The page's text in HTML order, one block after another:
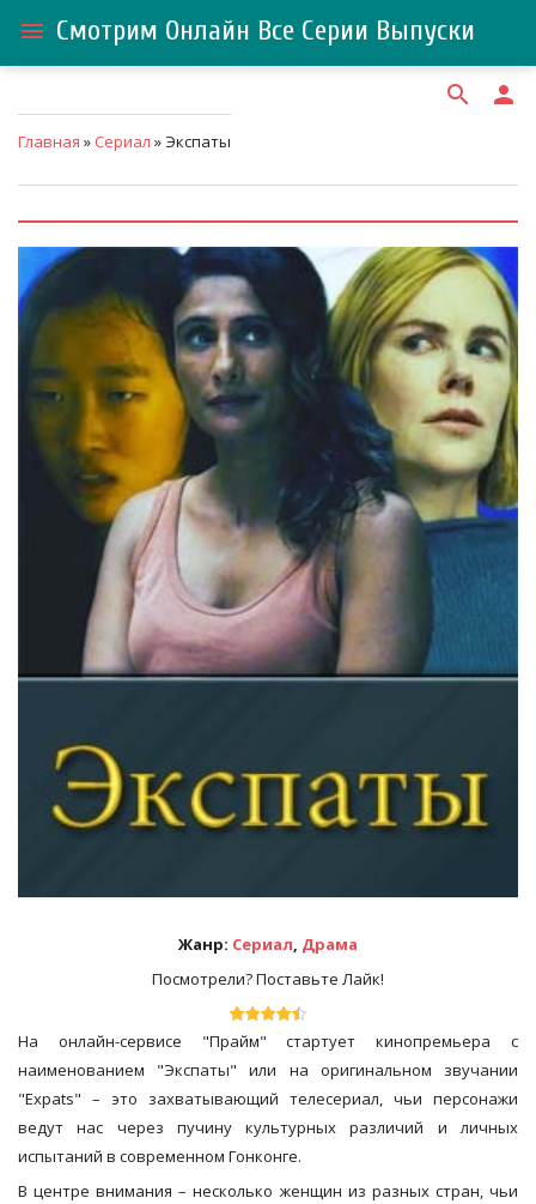
menu Смотрим Онлайн Все Серии Выпуски
search person
Главная » Сериал » Экспаты
Жанр: Сериал, Драма
Посмотрели? Поставьте Лайк!
На онлайн-сервисе "Прайм" стартует кинопремьера с
наименованием "Экспаты" или на оригинальном звучании
"Expats" – это захватывающий телесериал, чьи персонажи
ведут нас через пучину культурных различий и личных
испытаний в современном Гонконге.
В центре внимания – несколько женщин из разных стран, чьи